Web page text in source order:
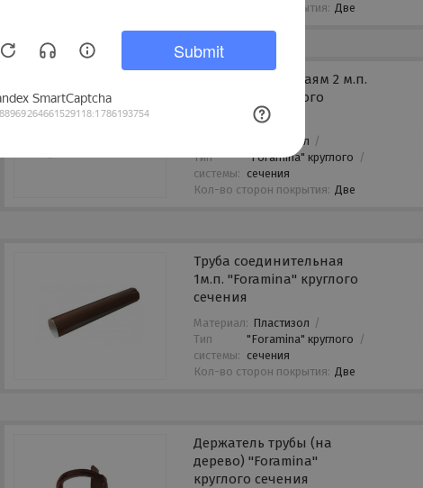
Кол-во сторон покрытия: Две
Труба водосточнаям 2 м.п.
"Foramina" круглого
Пластизол /
Тип
системы:
"Foramina" круглого
сечения
/
Кол-во сторон покрытия: Две
Труба соединительная
1м.п. "Foramina" круглого
сечения
Материал: Пластизол /
Тип
системы:
"Foramina" круглого
сечения
/
Кол-во сторон покрытия: Две
Держатель трубы (на
дерево) "Foramina"
круглого сечения